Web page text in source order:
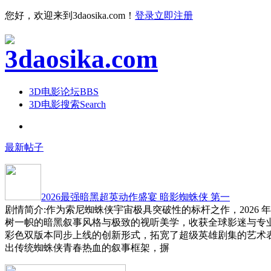
您好，欢迎来到3daosika.com！ 登录立即注册
3D电影论坛BBS
3D电影搜索Search
最新帖子
2026最强暗黑超英动作盛宴 暗影蜘蛛侠 第一
剧情简介:作为索尼蜘蛛侠宇宙极具突破性的标杆之作，2026
树一帜的暗黑叙事风格与极致的视听美学，收获全球影迷与
彩色双版本同步上线的创新形式，拓宽了超级英雄剧集的艺
出传统蜘蛛侠青春热血的叙事框架，摒